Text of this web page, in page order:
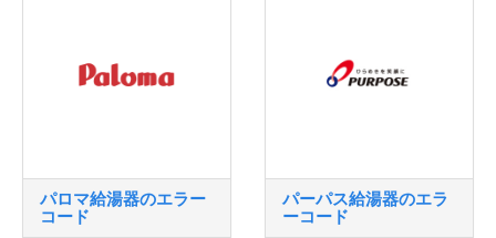
パロマ給湯器のエラー
コード
パーパス給湯器のエラ
ーコード